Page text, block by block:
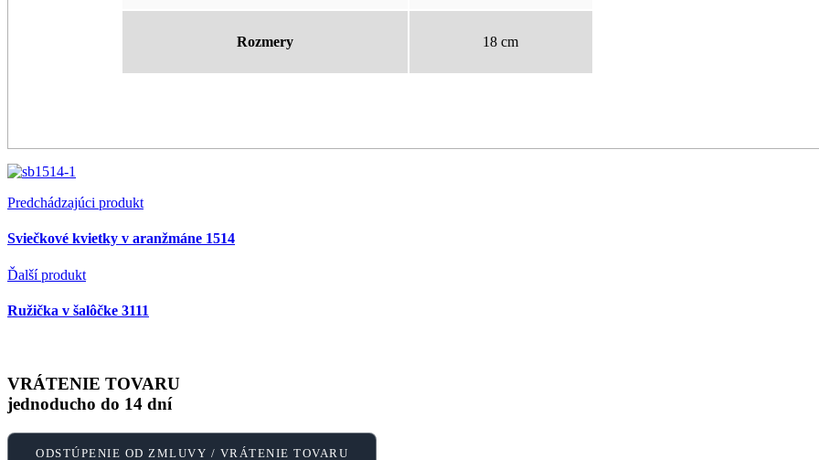
Rozmery 18 cm
Predchádzajúci produkt
Sviečkové kvietky v aranžmáne 1514
Ďalší produkt
Ružička v šalôčke 3111
VRÁTENIE TOVARU
jednoducho do 14 dní
ODSTÚPENIE OD ZMLUVY / VRÁTENIE TOVARU